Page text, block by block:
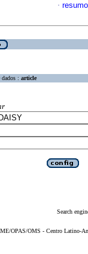
·
dados : article
Search
OPAS/OMS - Centro Latino-